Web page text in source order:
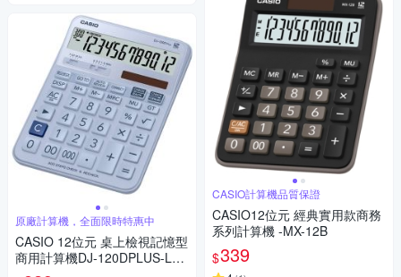
原廠計算機，全面限時特惠中
CASIO 12位元 桌上檢視記憶型
商用計算機DJ-120DPLUS-LB
CASIO計算機品質保證
CASIO12位元 經典實用款商務
系列計算機 -MX-12B
$339